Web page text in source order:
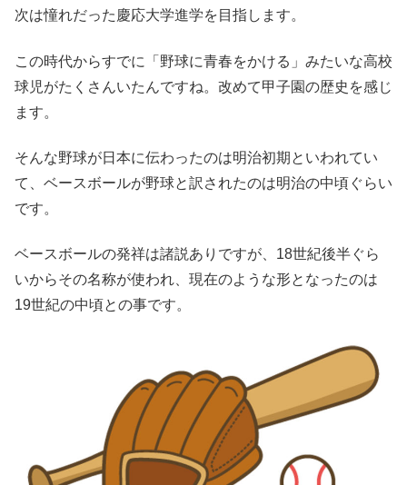
次は憧れだった慶応大学進学を目指します。
この時代からすでに「野球に青春をかける」みたいな高校
球児がたくさんいたんですね。改めて甲子園の歴史を感じ
ます。
そんな野球が日本に伝わったのは明治初期といわれてい
て、ベースボールが野球と訳されたのは明治の中頃ぐらい
です。
ベースボールの発祥は諸説ありですが、18世紀後半ぐら
いからその名称が使われ、現在のような形となったのは
19世紀の中頃との事です。